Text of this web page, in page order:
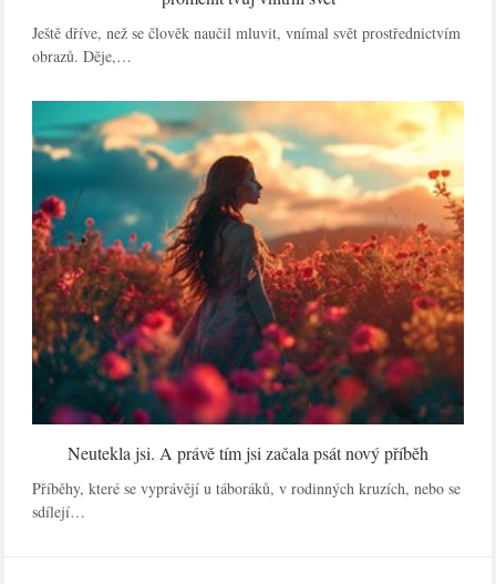
Ještě dříve, než se člověk naučil mluvit, vnímal svět prostřednictvím
obrazů. Děje,…
Neutekla jsi. A právě tím jsi začala psát nový příběh
Příběhy, které se vyprávějí u táboráků, v rodinných kruzích, nebo se
sdílejí…